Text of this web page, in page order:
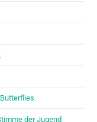
der Jugend